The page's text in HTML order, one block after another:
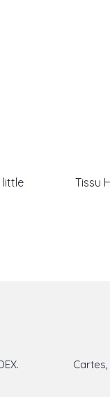
little Tissu